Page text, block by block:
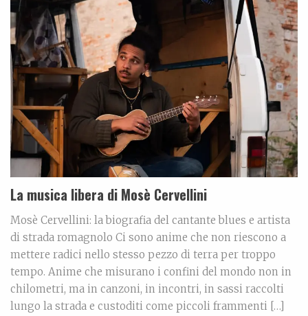
La musica libera di Mosè Cervellini
Mosè Cervellini: la biografia del cantante blues e artista
di strada romagnolo Ci sono anime che non riescono a
mettere radici nello stesso pezzo di terra per troppo
tempo. Anime che misurano i confini del mondo non in
chilometri, ma in canzoni, in incontri, in sassi raccolti
lungo la strada e custoditi come piccoli frammenti […]